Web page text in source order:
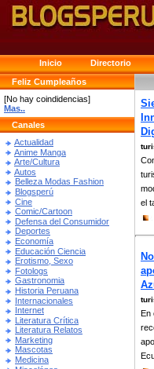
Inicio Directorio
Feliz Cumpleaños
[No hay coindidencias]
Mas..
Canales
Actualidad
Anime Manga
Arte/Cultura
Autos
Belleza Modas Fashion
Blogsperú
Cine
Comic/Cartoon
Defensa del Consumidor
Deportes
Economía
Educación Ciencia
Erotismo, Sexo
Fotologs
Gastronomia
Historia Peruana
Internacionales
Internet
Literatura Crítica
Literatura Relatos
Marketing
Mascotas
Medicina
el
En